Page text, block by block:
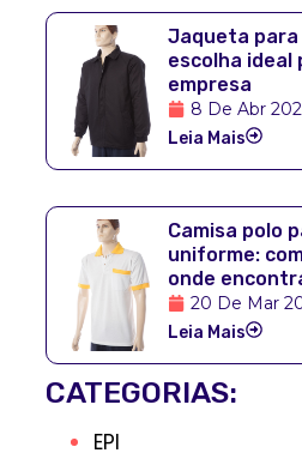
Jaqueta
escolha ideal
empresa
8 De Abr
Leia Mais
Camisa polo
uniforme:
onde
20 De Mar
Leia Mais
CATEGORIAS:
EPI